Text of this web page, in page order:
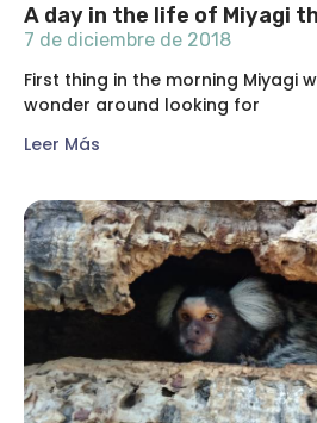
A day in the life of Miyagi
7 de diciembre de 2018
First thing in the morning Miyagi
wonder around looking for
Leer Más